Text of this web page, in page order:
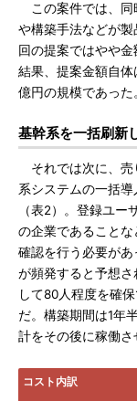
この案件では、同
や構築手法などが
回の提案ではやや
結果、提案金額自
億円の規模であった
基幹系を一括刷新
それでは次に、売
系システムの一括
（表2）。登録ユー
の企業であること
確認を行う必要が
が頻発すると予想
して80人程度を確
だ。構築期間は1年
計をその後に稼働さ
コスト内訳